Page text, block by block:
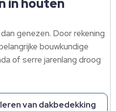
in houten
genezen. Door rekening
bouwkundige
of serre jarenlang droog
van dakbedekking